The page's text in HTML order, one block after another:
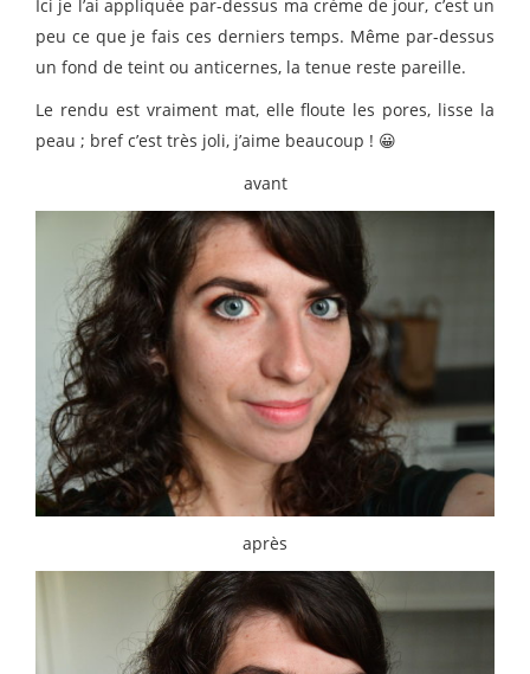
Ici je l’ai appliquée par-dessus ma crème de jour, c’est un
peu ce que je fais ces derniers temps. Même par-dessus
un fond de teint ou anticernes, la tenue reste pareille.
Le rendu est vraiment mat, elle floute les pores, lisse la
peau ; bref c’est très joli, j’aime beaucoup ! 😀
avant
après